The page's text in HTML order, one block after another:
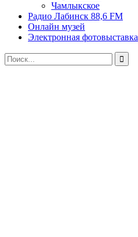
Чамлыкское
Радио Лабинск 88,6 FM
Онлайн музей
Электронная фотовыставка